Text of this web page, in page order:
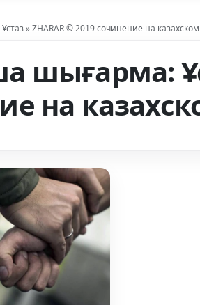
» ZHARAR © 2019 сочинение на
шығарма:
на